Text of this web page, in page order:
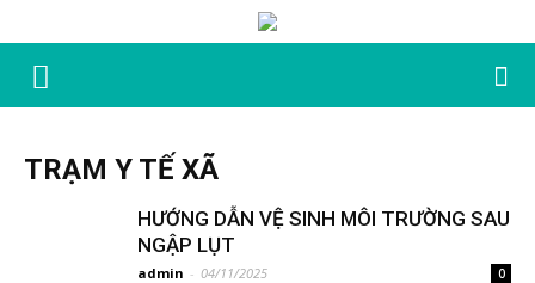
TRẠM Y TẾ XÃ
HƯỚNG DẪN VỆ SINH MÔI TRƯỜNG SAU
NGẬP LỤT
admin - 04/11/2025 0